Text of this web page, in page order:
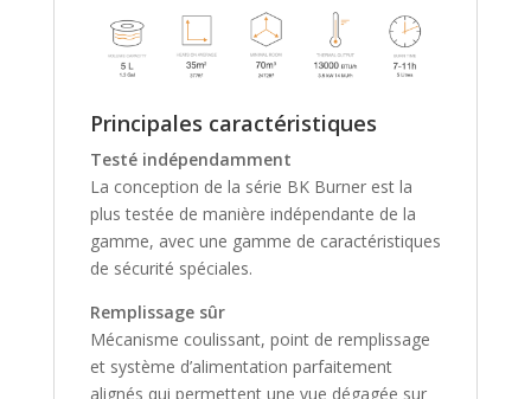
Principales caractéristiques
Testé indépendamment
La conception de la série BK Burner est la
plus testée de manière indépendante de la
gamme, avec une gamme de caractéristiques
de sécurité spéciales.
Remplissage sûr
Mécanisme coulissant, point de remplissage
et système d’alimentation parfaitement
alignés qui permettent une vue dégagée sur